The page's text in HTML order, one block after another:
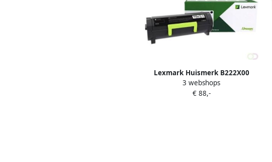
Lexmark Huismerk B222X00
Toner Zwart ExtraHoge
Capaciteit
3 webshops
€ 88,-